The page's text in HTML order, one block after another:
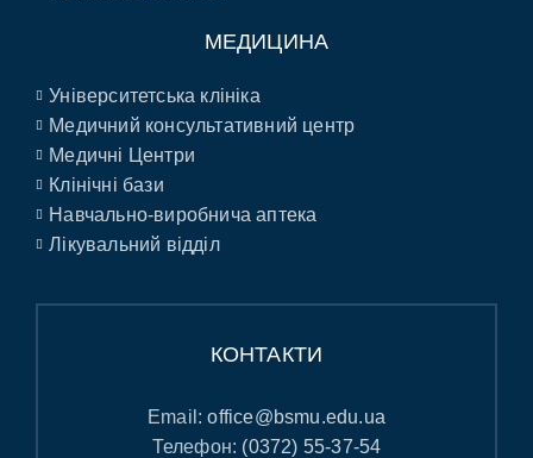
МЕДИЦИНА
Університетська клініка
Медичний консультативний центр
Медичні Центри
Клінічні бази
Навчально-виробнича аптека
Лікувальний відділ
КОНТАКТИ
Email:office@bsmu.edu.ua
Телефон: (0372) 55-37-54